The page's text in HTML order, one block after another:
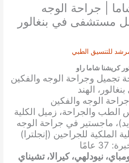
| جراحة الوجه
مستشفى في بنغالور
للتنسيق الطبي
كريشنا شاما راو
تجميل وجراحة الوجه والفكين
الهند
الوجه والفكين
الطب والجراحة، زميل الكلية
ماجستير في جراحة الوجه
الملكية للجراحين (إنجلترا)
37 عامًا
نيودلهي، كيرالا، تشيناي